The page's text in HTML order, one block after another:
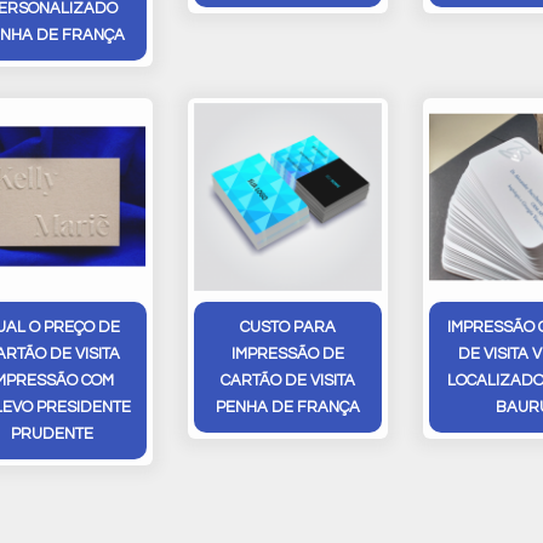
DE FRANÇA
O PREÇO DE
DE VISITA
COM
PRESIDENTE
PRUDENTE
CUSTO PARA
IMPRESSÃO DE
CARTÃO DE VISITA
PENHA DE FRANÇA
IMPRESSÃO
DE VISITA